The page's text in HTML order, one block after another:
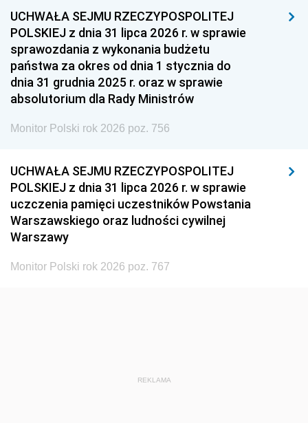
1954 1953 1952
1951 1950
1948 1947 1946
1939 1938
UCHWAŁA SEJMU RZECZYPOSPOLITEJ
POLSKIEJ z dnia 31 lipca 2026 r. w sprawie
sprawozdania z wykonania budżetu
państwa za okres od dnia 1 stycznia do
dnia 31 grudnia 2025 r. oraz w sprawie
absolutorium dla Rady Ministrów
Monitor Polski rok 2026 poz. 756
UCHWAŁA SEJMU RZECZYPOSPOLITEJ
POLSKIEJ z dnia 31 lipca 2026 r. w sprawie
uczczenia pamięci uczestników Powstania
Warszawskiego oraz ludności cywilnej
Warszawy
Monitor Polski rok 2026 poz. 767
REKLAMA